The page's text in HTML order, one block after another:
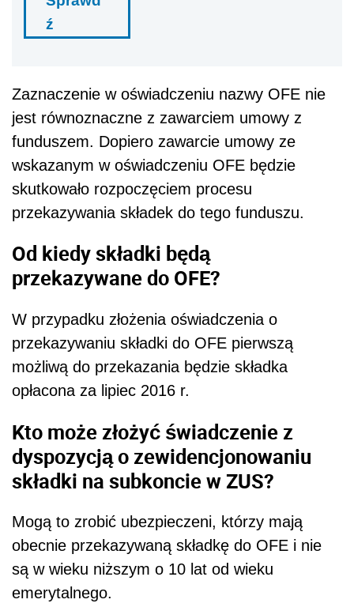
ź
Zaznaczenie w oświadczeniu nazwy OFE nie
jest równoznaczne z zawarciem umowy z
funduszem. Dopiero zawarcie umowy ze
wskazanym w oświadczeniu OFE będzie
skutkowało rozpoczęciem procesu
przekazywania składek do tego funduszu.
Od kiedy składki będą
przekazywane do OFE?
W przypadku złożenia oświadczenia o
przekazywaniu składki do OFE pierwszą
możliwą do przekazania będzie składka
opłacona za lipiec 2016 r.
Kto może złożyć świadczenie z
dyspozycją o zewidencjonowaniu
składki na subkoncie w ZUS?
Mogą to zrobić ubezpieczeni, którzy mają
obecnie przekazywaną składkę do OFE i nie
są w wieku niższym o 10 lat od wieku
emerytalnego.